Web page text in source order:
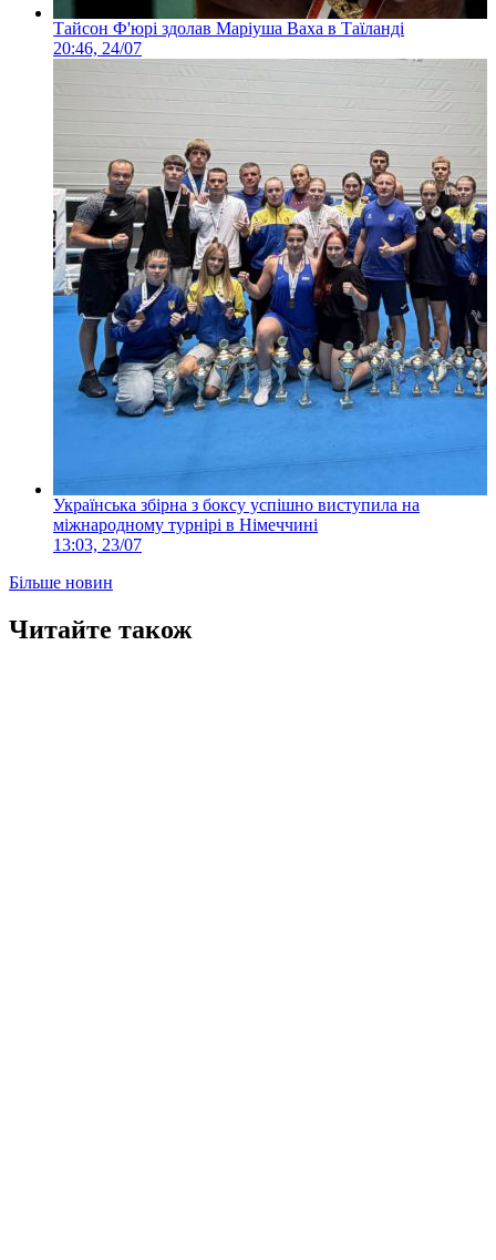
Тайсон Ф'юрі здолав Маріуша Ваха в Таїланді
20:46, 24/07
Українська збірна з боксу успішно виступила на
міжнародному турнірі в Німеччині
13:03, 23/07
Більше новин
Читайте також